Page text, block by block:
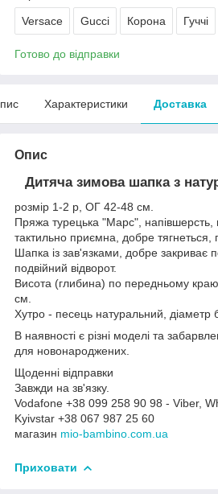
Versace Gucci Корона Гуччі
Готово до відправки
Характеристики Доставка
Опис
Дитяча зимова шапка з
розмір 1-2 р, ОГ 42-48 см.
Пряжа турецька "Марс", напівшерсть,
тактильно приємна, добре тягнеться,
Шапка із зав'язками, добре закриває
подвійний відворот.
Висота (глибина) по передньому
см.
Хутро - песець натуральний, діаметр
В наявності є різні моделі та
для новонароджених.
Щоденні відправки
Завжди на зв'язку.
Vodafone +38 099 258 90 98 - Viber,
Kyivstar +38 067 987 25 60
магазин mio-bambino.com.ua
Приховати